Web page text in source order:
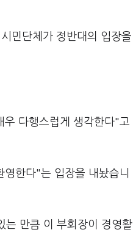
민단체가 정반대의 입장을
우 다행스럽게 생각한다"고
한다"는 입장을 내놨습니
는 만큼 이 부회장이 경영활